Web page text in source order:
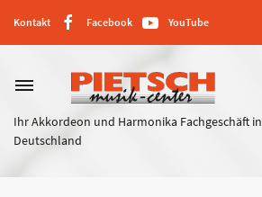
Kontakt Facebook YouTube
dehaze
Ihr Akkordeon und Harmonika Fachgeschäft in
Deutschland